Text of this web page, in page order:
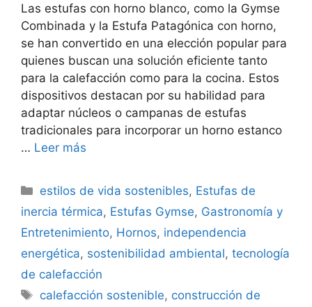
Las estufas con horno blanco, como la Gymse
Combinada y la Estufa Patagónica con horno,
se han convertido en una elección popular para
quienes buscan una solución eficiente tanto
para la calefacción como para la cocina. Estos
dispositivos destacan por su habilidad para
adaptar núcleos o campanas de estufas
tradicionales para incorporar un horno estanco
… Leer más
Categorías
estilos de vida sostenibles, Estufas de
inercia térmica, Estufas Gymse, Gastronomía y
Entretenimiento, Hornos, independencia
energética, sostenibilidad ambiental, tecnología
de calefacción
Etiquetas
calefacción sostenible, construcción de